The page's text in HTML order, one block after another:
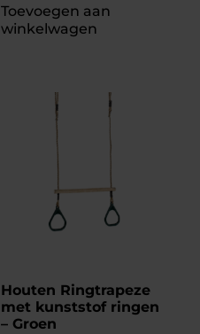
Toevoegen aan
winkelwagen
Houten Ringtrapeze
met kunststof ringen
– Groen